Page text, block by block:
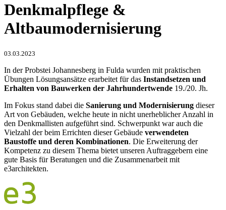
Denkmalpflege &
Altbaumodernisierung
03.03.2023
In der Probstei Johannesberg in Fulda wurden mit praktischen
Übungen Lösungsansätze erarbeitet für das Instandsetzen und
Erhalten von Bauwerken der Jahrhundertwende 19./20. Jh.
Im Fokus stand dabei die Sanierung und Modernisierung dieser
Art von Gebäuden, welche heute in nicht unerheblicher Anzahl in
den Denkmallisten aufgeführt sind. Schwerpunkt war auch die
Vielzahl der beim Errichten dieser Gebäude verwendeten
Baustoffe und deren Kombinationen. Die Erweiterung der
Kompetenz zu diesem Thema bietet unseren Auftraggebern eine
gute Basis für Beratungen und die Zusammenarbeit mit
e3architekten.